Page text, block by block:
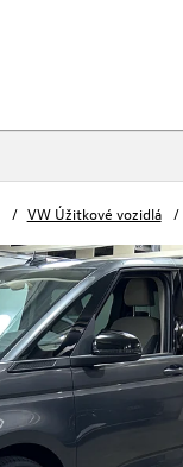
VW Úžitkové vozidlá